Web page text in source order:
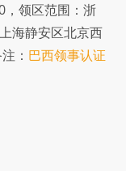
，领区范围：浙
海静安区北京西
： 巴西领事认证